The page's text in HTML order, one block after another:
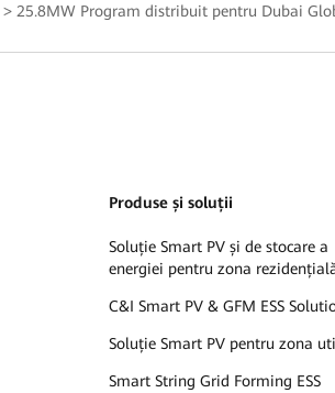
> 25.8MW Program distribuit pentru Dubai
Produse și soluții
Soluție Smart PV și de stocare a
energiei pentru zona
C&I Smart PV & GFM ESS
Soluție Smart PV pentru zona
Smart String Grid Forming ESS